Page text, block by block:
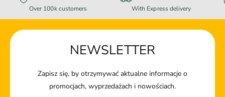
Over 100k customers
With Express delivery
NEWSLETTER
Zapisz się, by otrzymywać aktualne informacje o
promocjach, wyprzedażach i nowościach.